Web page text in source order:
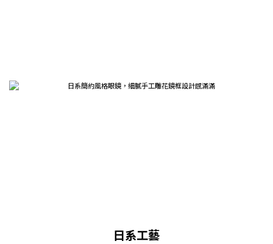
日系工藝